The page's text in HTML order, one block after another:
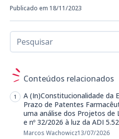
Publicado em 18/11/2023
Conteúdos relacionados
A (In)Constitucionalidade da
Prazo de Patentes
uma análise dos Projetos de
e nº 32/2026 à luz da ADI
Marcos Wachowicz13/07/2026